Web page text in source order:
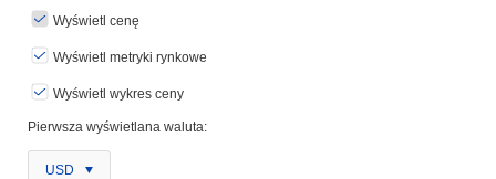
Wyświetl cenę
Wyświetl metryki rynkowe
Wyświetl wykres ceny
Pierwsza wyświetlana waluta:
USD